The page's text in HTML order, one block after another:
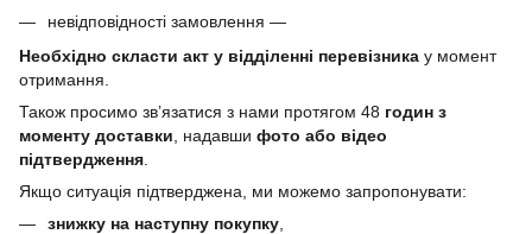
невідповідності замовлення —
Необхідно скласти акт у відділенні перевізника у момент
отримання.
Також просимо зв’язатися з нами протягом 48 годин з
моменту доставки , надавши фото або відео
підтвердження
Якщо ситуація підтверджена, ми можемо запропонувати:
знижку на наступну покупку